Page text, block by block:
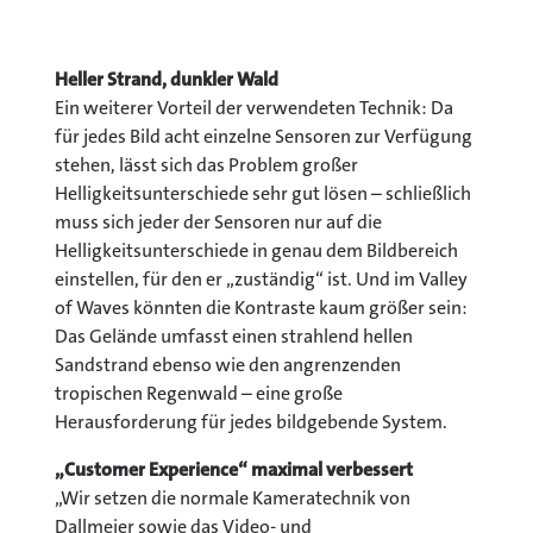
Heller Strand, dunkler Wald
Ein weiterer Vorteil der verwendeten Technik: Da
für jedes Bild acht einzelne Sensoren zur Verfügung
stehen, lässt sich das Problem großer
Helligkeitsunterschiede sehr gut lösen – schließlich
muss sich jeder der Sensoren nur auf die
Helligkeitsunterschiede in genau dem Bildbereich
einstellen, für den er „zuständig“ ist. Und im Valley
of Waves könnten die Kontraste kaum größer sein:
Das Gelände umfasst einen strahlend hellen
Sandstrand ebenso wie den angrenzenden
tropischen Regenwald – eine große
Herausforderung für jedes bildgebende System.
„Customer Experience“ maximal verbessert
„Wir setzen die normale Kameratechnik von
Dallmeier sowie das Video- und